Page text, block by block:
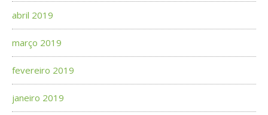
abril 2019
março 2019
fevereiro 2019
janeiro 2019